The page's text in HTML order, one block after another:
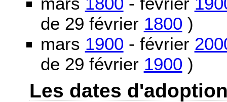
de 29 février 1800 )
mars 1900 - février
de 29 février 1900 )
Les dates